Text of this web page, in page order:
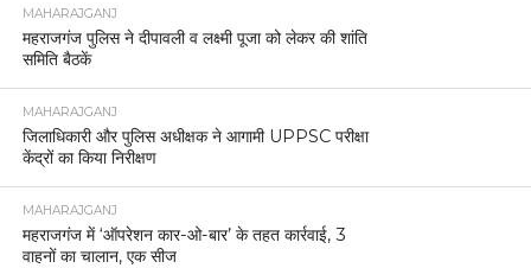
MAHARAJGANJ
महराजगंज पुलिस ने दीपावली व लक्ष्मी पूजा को लेकर की शांति
समिति बैठकें
MAHARAJGANJ
जिलाधिकारी और पुलिस अधीक्षक ने आगामी UPPSC परीक्षा
केंद्रों का किया निरीक्षण
MAHARAJGANJ
महराजगंज में ‘ऑपरेशन कार-ओ-बार’ के तहत कार्रवाई, 3
वाहनों का चालान, एक सीज